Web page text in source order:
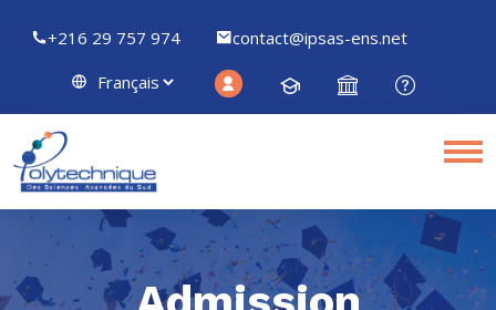
+216 29 757 974 contact@ipsas-ens.net